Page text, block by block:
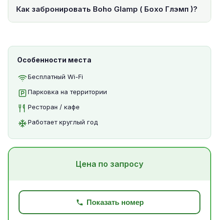
Как забронировать Boho Glamp ( Бохо Глэмп )?
Особенности места
Бесплатный Wi-Fi
Парковка на территории
Ресторан / кафе
Работает круглый год
Цена по запросу
Показать номер